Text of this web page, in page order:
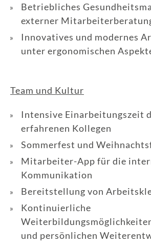
Betriebliches
externer
Innovatives und modernes
unter ergonomischen
Team und Kultur
Intensive Einarbeitungszeit
erfahrenen Kollegen
Sommerfest und
Mitarbeiter-App für die
Kommunikation
Bereitstellung von
Kontinuierliche
und persönlichen